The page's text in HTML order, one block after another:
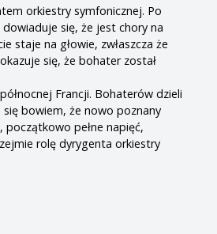
orkiestry symfonicznej. Po
się, że jest chory na
staje na głowie, zwłaszcza że
się, że bohater został
Francji. Bohaterów dzieli
się bowiem, że nowo poznany
pełne napięć,
rolę dyrygenta orkiestry